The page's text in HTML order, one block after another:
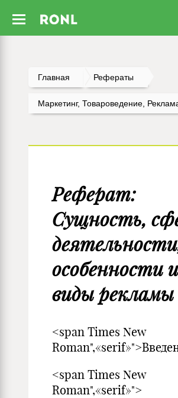
Главная Рефераты
Маркетинг, Товароведение,
Реферат:
Сущность,
особенности и
виды рекламы
<span Times New
<span Times New
Roman",«serif»">